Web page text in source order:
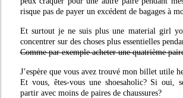
risque pas de payer un excédent de bagages à
Et surtout je ne suis plus une material girl
concentrer sur des choses plus essentielles
Comme par exemple acheter une quatrième
J’espère que vous avez trouvé mon billet utile
Et vous, êtes-vous une shoesaholic? Si oui,
partir avec moins de paires de chaussures?